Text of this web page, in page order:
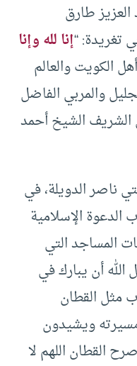
العزيز طارق
تغريدة: “إنا لله وإنا
الكويت والعالم
والمربي الفاضل
الشيخ أحمد
ناصر الدويلة، في
الدعوة الإسلامية
المساجد التي
الله أن يبارك في
مثل القطان
ويشيدون
القطان اللهم لا